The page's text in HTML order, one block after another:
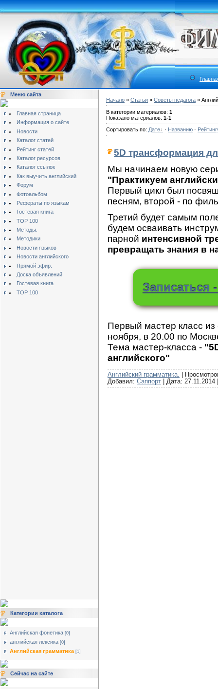
Меню сайта
Главная страница
Информация о сайте
Новости
Каталог статей
Рейтинг статей
Каталог ресурсов
Каталог ссылок
Как выучить английский
Форум
Фотоальбом
Рефераты по языкам
Гостевая книга
TOP 100
Методы.
Методики.
Новости языков
Новости английского
Прямой эфир.
Доска объявлений
Гостевая книга
TOP 100
Категории каталога
Английская фонетика [0]
английская лексика [0]
Английская грамматика [1]
Сейчас на сайте
Начало » Статьи » Советы педагога »
В категории материалов: 1
Показано материалов: 1-1
Сортировать по: Дате · Названию ·
5D трансформация
Мы начинаем новую
"Практикуем
Первый цикл был
песням, второй - по
Третий будет самым
будем осваивать
парной интенсивной
превращать знания в
Записаться
Первый мастер класс из
ноября, в 20.00 по
Тема мастер-класса -
английского"
Английский грамматика. |
Добавил: Саппорт | Дата: 27.11.2014